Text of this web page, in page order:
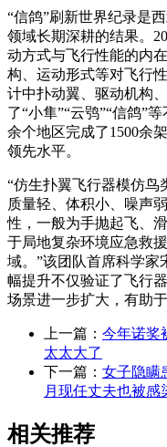
“信鸽”刷新世界纪录是
领域长期深耕的结果。
动方式与飞行性能的内
构、运动形式等对飞行
计中扑动翼、驱动机构
了“小隼”“云鸮”“信鸽”
余个地区完成了1500余
领先水平。
“仿生扑翼飞行器模仿鸟
质量轻、体积小、噪声
性，一般为手抛起飞、
于局地复杂环境应急救
域。”该团队首席科学家
幅提升不仅验证了飞行
场景进一步扩大，有助
上一篇： 今年诺奖
太太大了
下一篇： 女子隐瞒
月现任丈夫也被感
相关推荐